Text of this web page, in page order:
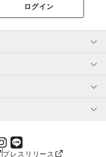
ログイン
プレスリリース